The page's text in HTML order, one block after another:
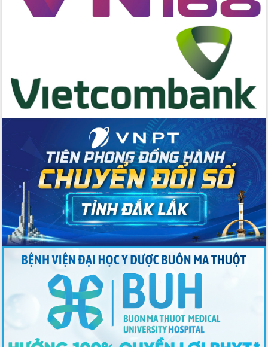
Thứ trưởng Bộ Y tế làm việc với tỉnh
Đắk Lắk về phát triển nhân lực y tế
Tập huấn ứng dụng trí tuệ nhân tạo (AI)
trong thương mại điện tử năm 2026
trao đổi thông tin trước Kỳ họp thứ
Quyết liệt cải cách hành chính, khơi
thông nguồn lực phát triển
Nâng cao hiệu lực, hiệu quả HĐND
tỉnh thông qua hiện đại hóa hành chính
Xã Ea Phê gắn cải cách hành chính với
chuyển đổi số
Phó Chủ tịch Thường trực UBND tỉnh
Hồ Thị Nguyên Thảo làm việc tại Trung
tâm Phục vụ hành chính công xã Ea
Xây dựng nền hành chính số đồng
hành cùng nông dân dân, doanh nghiệp
Giai đoạn 2026-2030, Đắk Lắk phấn
đấu có 77% xã đạt chuẩn nông thôn